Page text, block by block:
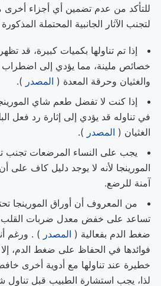
للتأكد من عدم تضمين أي أجزاء أخرى
لتجنب الآثار الجانبية المحتملة المذكورة
إذا تم تناولها بكميات كبيرة، قد
خصائص ملينة، مما يؤدي إلى اضطراب
والغثيان وحرقة المعدة ( المصدر ).
إذا كنت لا تفضل طعم شاي
في تناوله قد يؤدي إلى إثارة رد فعل
الغثيان ( المصدر ).
يجب على النساء المرضعات تجنب
المورينجا لأنه لا يوجد دليل كاف على
آمنة للرضع.
من المعروف أن أوراق المورينجا
تساعد على خفض معدل ضربات
ضغط الدم بفعالية ( المصدر ) . ورغم
فوائدها في الحفاظ على ضغط الدم، إلا
خطيرة عند تناولها مع أدوية أخرى
لذا، يجب استشارة الطبيب قبل تناول